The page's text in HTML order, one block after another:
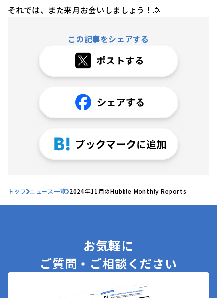
それでは、また来月お会いしましょう！🙇
この記事をシェアする
トップ ニュース一覧 2024年11月のHubble Monthly Reports
お気軽に
ご質問・ご相談ください